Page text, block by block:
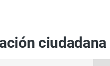
ciudadana